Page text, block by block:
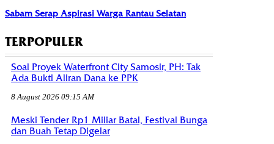
Sabam Serap Aspirasi Warga Rantau Selatan
TERPOPULER
Soal Proyek Waterfront City Samosir, PH: Tak
Ada Bukti Aliran Dana ke PPK
8 August 2026 09:15 AM
Meski Tender Rp1 Miliar Batal, Festival Bunga
dan Buah Tetap Digelar